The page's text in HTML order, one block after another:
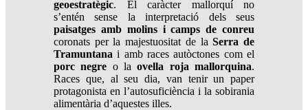
geoestratègic. El caràcter mallorquí no
s’entén sense la interpretació dels seus
paisatges amb molins i camps de conreu
coronats per la majestuositat de laSerra de
Tramuntana i amb races autòctones com el
porc negre o laovella roja mallorquina.
Races que, al seu dia, van tenir un paper
protagonista en l’autosuficiència i la sobirania
alimentària d’aquestes illes.